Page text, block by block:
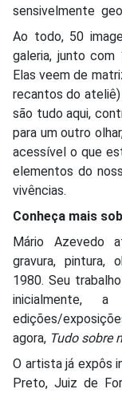
sensivelmente
Ao todo, 50
galeria, junto
Elas veem de
recantos do ateliê)
são tudo aqui,
para um outro
acessível o que
elementos do
vivências.
Conheça mais
Mário Azevedo
gravura, pintura,
1980. Seu
inicialmente,
edições/
agora, Tudo sobre
O artista já expôs
Preto, Juiz de